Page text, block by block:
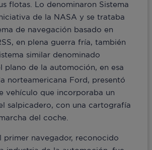
flotas. Lo denominaron Sistema
de la NASA y se trataba
de navegación basado en
en plena guerra fría, también
similar denominado
plano de la automoción, en esa
norteamericana Ford, presentó
vehículo que incorporaba un
salpicadero, con una cartografía
del coche.
primer navegador, reconocido